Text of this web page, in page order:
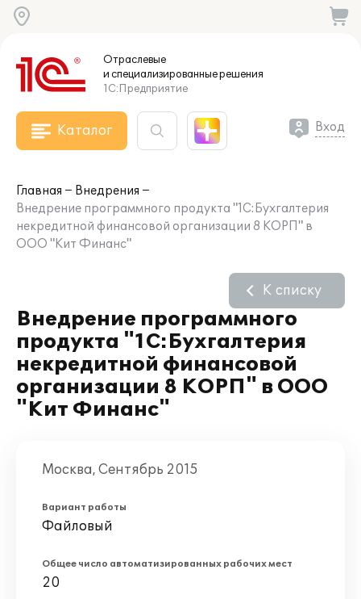
Отраслевые
и специализированныерешения
1С:Предприятие
Каталог Вход
Главная
Внедрения
Внедрение программного продукта "1С:Бухгалтерия
некредитной финансовой организации 8 КОРП" в
ООО "Кит Финанс"
Внедрение программного
продукта "1С:Бухгалтерия
некредитной финансовой
организации 8 КОРП" в ООО
"Кит Финанс"
К списку
Москва, Сентябрь 2015
Вариант работы
Файловый
Общее число автоматизированных рабочих мест
20